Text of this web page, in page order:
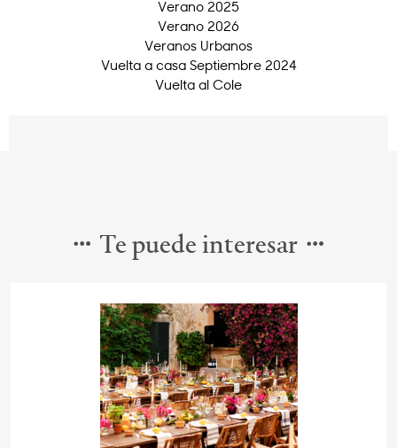
Verano 2025
Verano 2026
Veranos Urbanos
Vuelta a casa Septiembre 2024
Vuelta al Cole
Te puede interesar